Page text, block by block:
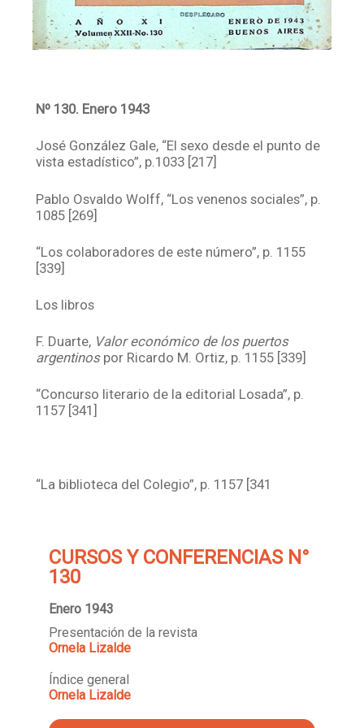
Nº 130. Enero 1943
José González Gale, “El sexo desde el punto de
vista estadístico”, p.1033 [217]
Pablo Osvaldo Wolff, “Los venenos sociales”, p.
1085 [269]
“Los colaboradores de este número”, p. 1155
[339]
Los libros
F. Duarte, Valor económico de los puertos
argentinos por Ricardo M. Ortiz, p. 1155 [339]
“Concurso literario de la editorial Losada”, p.
1157 [341]
“La biblioteca del Colegio”, p. 1157 [341
CURSOS Y CONFERENCIAS N°
130
Enero 1943
Presentación de la revista
Ornela Lizalde
Índice general
Ornela Lizalde